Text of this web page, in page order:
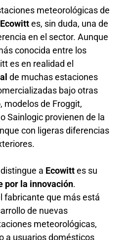
meteorológicas de
Ecowittes, sin duda, una de
en el sector. Aunque
conocida entre los
es en realidad el
de muchas estaciones
bajo otras
modelos de Froggit,
Sainlogic provienen de la
con ligeras diferencias
a Ecowittes su
por la innovación.
fabricante que más está
de nuevas
meteorológicas,
a usuarios domésticos